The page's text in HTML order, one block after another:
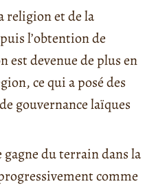
religion et de la
l’obtention de
est devenue de plus en
ce qui a posé des
gouvernance laïques
gagne du terrain dans la
comme